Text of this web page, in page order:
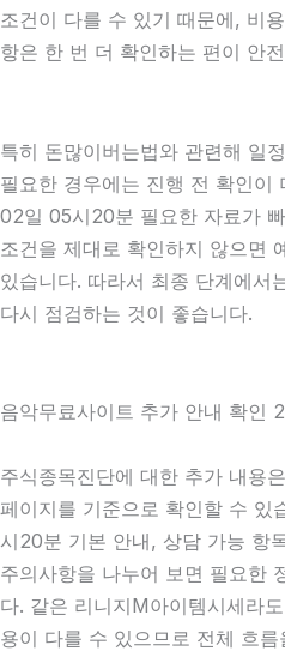
조건이 다를 수 있기 때문에, 비
항은 한 번 더 확인하는 편이 안
특히 돈많이버는법와 관련해 일
필요한 경우에는 진행 전 확인
02일 05시20분 필요한 자료가
조건을 제대로 확인하지 않으면
있습니다. 따라서 최종 단계에서
다시 점검하는 것이 좋습니다.
음악무료사이트 추가 안내 확인
주식종목진단에 대한 추가 내용은
페이지를 기준으로 확인할 수
시20분 기본 안내, 상담 가능 항
주의사항을 나누어 보면 필요한
다. 같은 리니지M아이템시세라
용이 다를 수 있으므로 전체 흐